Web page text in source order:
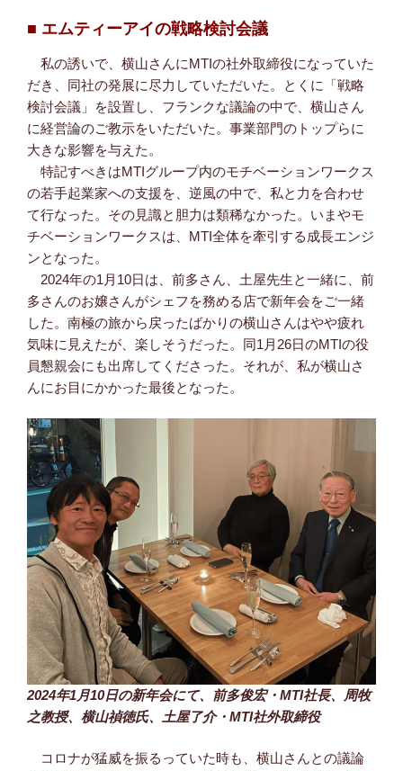
■ エムティーアイの戦略検討会議
私の誘いで、横山さんにMTIの社外取締役になっていた
だき、同社の発展に尽力していただいた。とくに「戦略
検討会議」を設置し、フランクな議論の中で、横山さん
に経営論のご教示をいただいた。事業部門のトップらに
大きな影響を与えた。
特記すべきはMTIグループ内のモチベーションワークス
の若手起業家への支援を、逆風の中で、私と力を合わせ
て行なった。その見識と胆力は類稀なかった。いまやモ
チベーションワークスは、MTI全体を牽引する成長エンジ
ンとなった。
2024年の1月10日は、前多さん、土屋先生と一緒に、前
多さんのお嬢さんがシェフを務める店で新年会をご一緒
した。南極の旅から戻ったばかりの横山さんはやや疲れ
気味に見えたが、楽しそうだった。同1月26日のMTIの役
員懇親会にも出席してくださった。それが、私が横山さ
んにお目にかかった最後となった。
2024年1月10日の新年会にて、前多俊宏・MTI社長、周牧
之教授、横山禎徳氏、土屋了介・MTI社外取締役
コロナが猛威を振るっていた時も、横山さんとの議論